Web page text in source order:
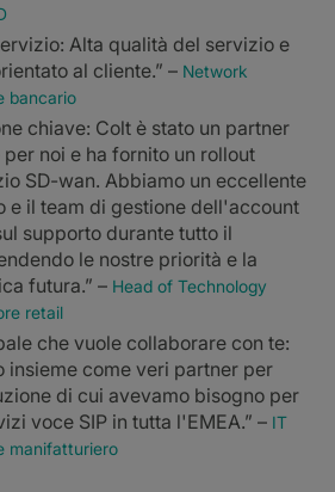
Alta qualità del servizio e
al cliente.” – Network
bancario
chiave: Colt è stato un partner
noi e ha fornito un rollout
SD-wan. Abbiamo un eccellente
e il team di gestione dell'account
supporto durante tutto il
le nostre priorità e la
futura.” – Head of Technology
retail
che vuole collaborare con te:
insieme come veri partner per
di cui avevamo bisogno per
voce SIP in tutta l'EMEA.” – IT
manifatturiero